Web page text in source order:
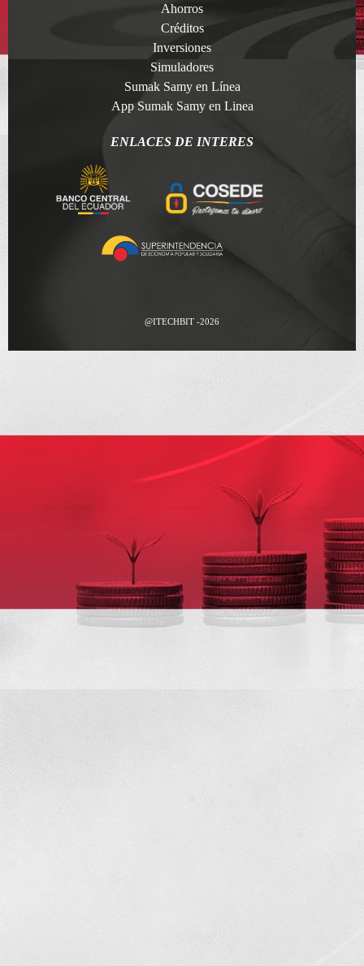
Ahorros
Créditos
Inversiones
Simuladores
Sumak Samy en Línea
App Sumak Samy en Linea
ENLACES DE INTERES
@ITECHBIT -2026